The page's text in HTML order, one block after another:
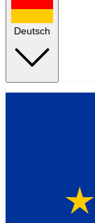
Deutsch